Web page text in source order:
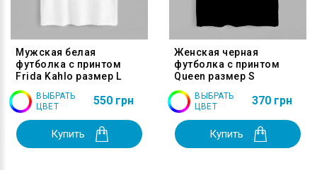
Мужская белая
футболка с принтом
Frida Kahlo размер L
ВЫБРАТЬ
ЦВЕТ
550 грн
Купить
Женская черная
футболка с принтом
Queen размер S
ВЫБРАТЬ
ЦВЕТ
370 грн
Купить